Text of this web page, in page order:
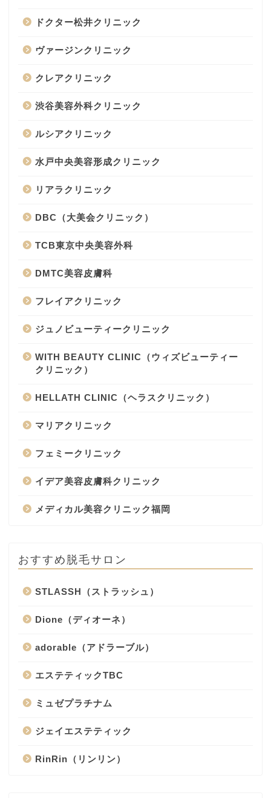
ドクター松井クリニック
ヴァージンクリニック
クレアクリニック
渋谷美容外科クリニック
ルシアクリニック
水戸中央美容形成クリニック
リアラクリニック
DBC（大美会クリニック）
TCB東京中央美容外科
DMTC美容皮膚科
フレイアクリニック
ジュノビューティークリニック
WITH BEAUTY CLINIC（ウィズビューティー
クリニック）
HELLATH CLINIC（ヘラスクリニック）
マリアクリニック
フェミークリニック
イデア美容皮膚科クリニック
メディカル美容クリニック福岡
おすすめ脱毛サロン
STLASSH（ストラッシュ）
Dione（ディオーネ）
adorable（アドラーブル）
エステティックTBC
ミュゼプラチナム
ジェイエステティック
RinRin（リンリン）